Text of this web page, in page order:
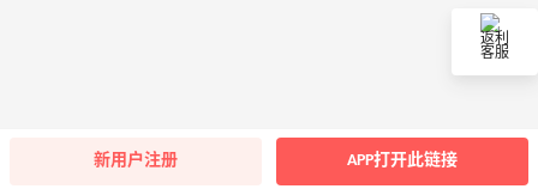
返利
客服
新用户注册 APP打开此链接